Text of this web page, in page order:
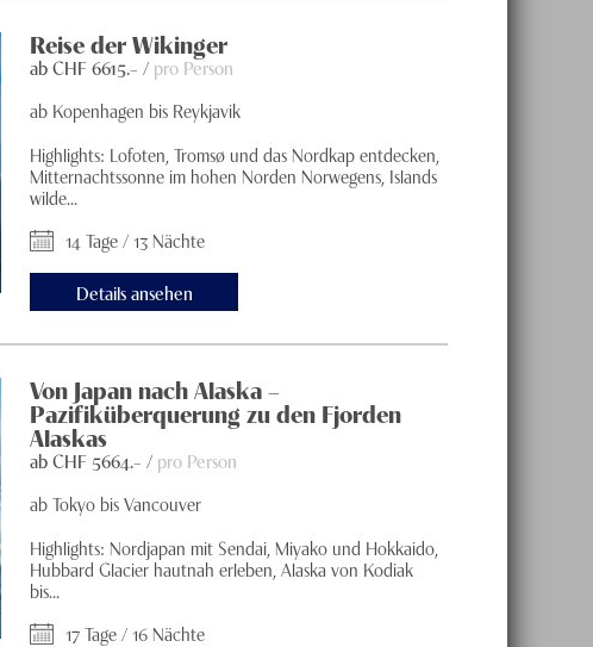
Reise der Wikinger
ab CHF6615.– / pro Person
ab Kopenhagen bis Reykjavik
Highlights: Lofoten, Tromsø und das Nordkap entdecken,
Mitternachtssonne im hohen Norden Norwegens, Islands
wilde...
14 Tage / 13 Nächte
Details ansehen
Von Japan nach Alaska –
Pazifiküberquerung zu den Fjorden
Alaskas
ab CHF 5664.– / pro Person
ab Tokyo bis Vancouver
Highlights: Nordjapan mit Sendai, Miyako und Hokkaido,
Hubbard Glacier hautnah erleben, Alaska von Kodiak
bis...
17 Tage / 16 Nächte